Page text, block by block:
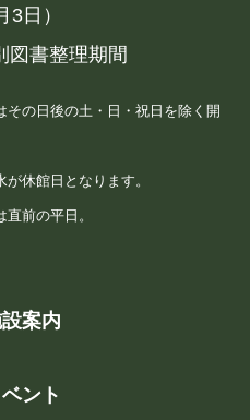
日）
図書整理期間
の日後の土・日・祝日を除く開
館日となります。
前の平日。
案内
ント